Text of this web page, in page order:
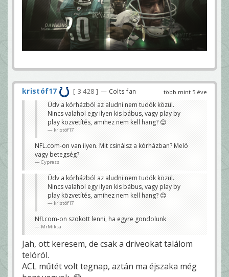
több mint 5 éve
kristóf17 3 428 — Colts fan
Üdv a kórházból az aludni nem tudók közül.
Nincs valahol egy ilyen kis bábus, vagy play by
play közvetítés, amihez nem kell hang? 😊
kristóf17
NFL.com-on van ilyen. Mit csinálsz a kórházban? Meló
vagy betegség?
Cypress
Üdv a kórházból az aludni nem tudók közül.
Nincs valahol egy ilyen kis bábus, vagy play by
play közvetítés, amihez nem kell hang? 😊
kristóf17
Nfl.com-on szokott lenni, ha egyre gondolunk
MrMiksa
Jah, ott keresem, de csak a driveokat találom
telóról.
ACL műtét volt tegnap, aztán ma éjszaka még